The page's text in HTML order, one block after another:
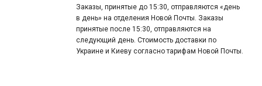
Заказы, принятые до 15:30, отправляются «день
в день» на отделения Новой Почты. Заказы
принятые после 15:30, отправляются на
следующий день. Стоимость доставки по
Украине и Киеву согласно тарифам Новой Почты.